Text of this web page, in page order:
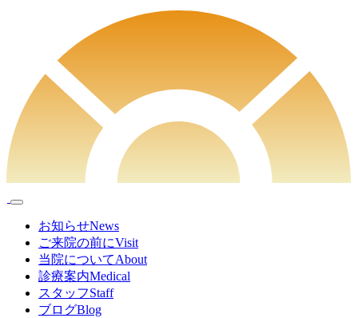
お知らせNews
ご来院の前にVisit
当院についてAbout
診療案内Medical
スタッフStaff
ブログBlog